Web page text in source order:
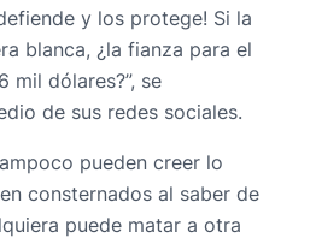
y los protege! Si la
blanca, ¿la fianza para el
mil dólares?”, se
de sus redes sociales.
pueden creer lo
consternados al saber de
puede matar a otra